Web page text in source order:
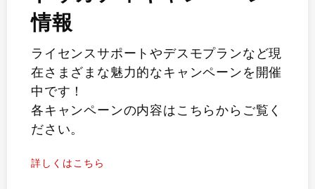
情報
ライセンスサポートやデスモプランなど現
在さまざまな魅力的なキャンペーンを開催
中です！
各キャンペーンの内容はこちらからご覧く
ださい。
詳しくはこちら